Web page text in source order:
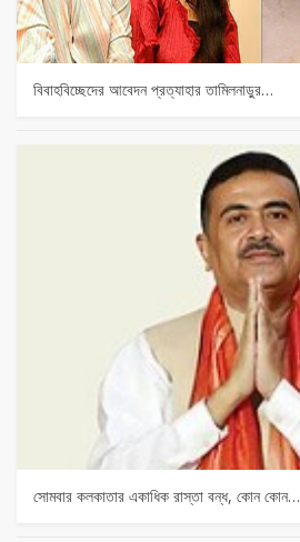
বিবাহবিচ্ছেদের আবেদন প্রত্যাহার তামিলনাড়ুর…
সোমবার কলকাতার একাধিক রাস্তা বন্ধ, কোন কোন…